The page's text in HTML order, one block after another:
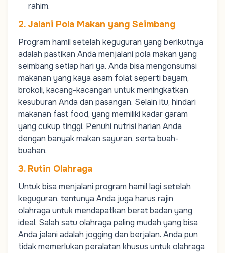
rahim.
2. Jalani Pola Makan yang Seimbang
Program hamil setelah keguguran yang berikutnya
adalah pastikan Anda menjalani pola makan yang
seimbang setiap hari ya. Anda bisa mengonsumsi
makanan yang kaya asam folat seperti bayam,
brokoli, kacang-kacangan untuk meningkatkan
kesuburan Anda dan pasangan. Selain itu, hindari
makanan fast food, yang memiliki kadar garam
yang cukup tinggi. Penuhi nutrisi harian Anda
dengan banyak makan sayuran, serta buah-
buahan.
3. Rutin Olahraga
Untuk bisa menjalani program hamil lagi setelah
keguguran, tentunya Anda juga harus rajin
olahraga untuk mendapatkan berat badan yang
ideal. Salah satu olahraga paling mudah yang bisa
Anda jalani adalah jogging dan berjalan. Anda pun
tidak memerlukan peralatan khusus untuk olahraga